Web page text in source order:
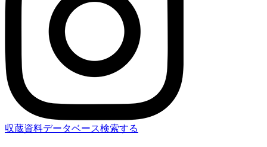
収蔵資料データベース検索する